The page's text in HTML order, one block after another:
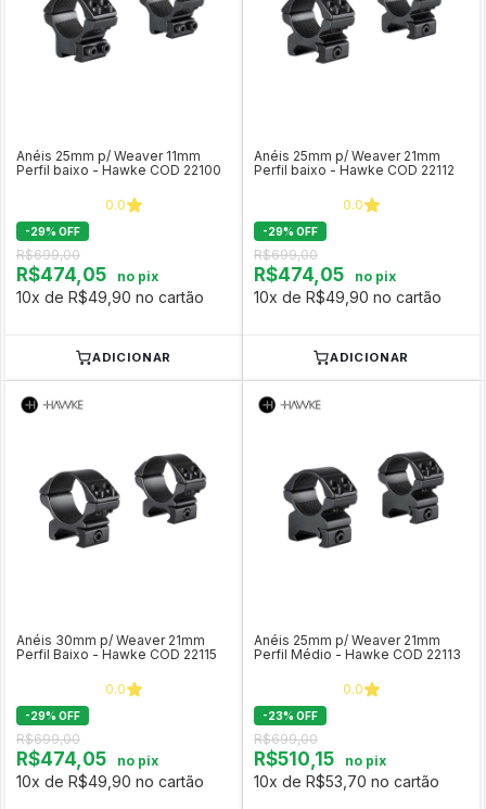
Anéis 25mm p/ Weaver 11mm
Perfil baixo - Hawke COD 22100
0.0
-29% OFF
R$699,00
R$474,05 no pix
10x de R$49,90 no cartão
ADICIONAR
Anéis 25mm p/ Weaver 21mm
Perfil baixo - Hawke COD 22112
0.0
-29% OFF
R$699,00
R$474,05 no pix
10x de R$49,90 no cartão
ADICIONAR
Anéis 30mm p/ Weaver 21mm
Perfil Baixo - Hawke COD 22115
0.0
-29% OFF
R$699,00
R$474,05 no pix
10x de R$49,90 no cartão
Anéis 25mm p/ Weaver 21mm
Perfil Médio - Hawke COD 22113
0.0
-23% OFF
R$699,00
R$510,15 no pix
10x de R$53,70 no cartão